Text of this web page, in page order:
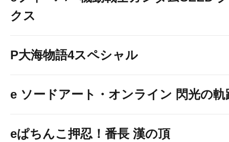
クス
P大海物語4スペシャル
e ソードアート・オンライン 閃光の軌
eぱちんこ押忍！番長 漢の頂